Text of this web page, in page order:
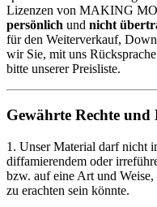
Lizenzen von MAKING
persönlich und nicht
für den Weiterverkauf,
wir Sie, mit uns
bitte unserer Preisliste.
Gewährte Rechte und
1. Unser Material darf nicht
diffamierendem oder
bzw. auf eine Art und
zu erachten sein könnte.